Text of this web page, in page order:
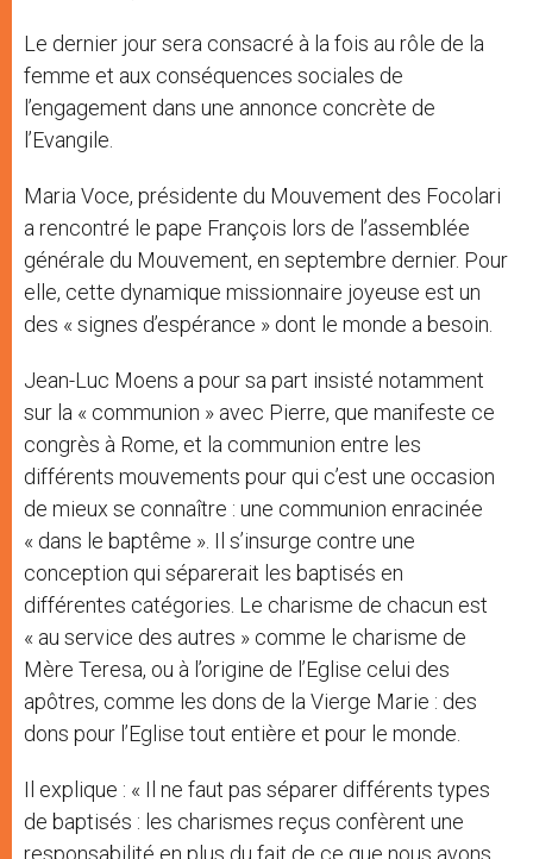
Le dernier jour sera consacré à la fois au rôle de la
femme et aux conséquences sociales de
l’engagement dans une annonce concrète de
l’Evangile.
Maria Voce, présidente du Mouvement des Focolari
a rencontré le pape François lors de l’assemblée
générale du Mouvement, en septembre dernier. Pour
elle, cette dynamique missionnaire joyeuse est un
des « signes d’espérance » dont le monde a besoin.
Jean-Luc Moens a pour sa part insisté notamment
sur la « communion » avec Pierre, que manifeste ce
congrès à Rome, et la communion entre les
différents mouvements pour qui c’est une occasion
de mieux se connaître : une communion enracinée
« dans le baptême ». Il s’insurge contre une
conception qui séparerait les baptisés en
différentes catégories. Le charisme de chacun est
« au service des autres » comme le charisme de
Mère Teresa, ou à l’origine de l’Eglise celui des
apôtres, comme les dons de la Vierge Marie : des
dons pour l’Eglise tout entière et pour le monde.
Il explique : « Il ne faut pas séparer différents types
de baptisés : les charismes reçus confèrent une
responsabilité en plus du fait de ce que nous avons